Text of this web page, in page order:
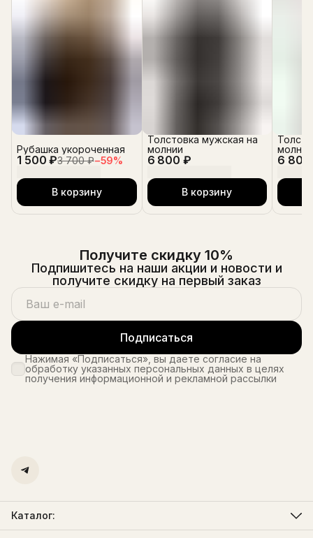
1 500 ₽3 700 ₽−59%
Рубашка укороченная
В корзину
6 800 ₽
Толстовка мужская на
молнии
В корзину
6
молнии
Получите скидку 10%
Подпишитесь на наши акции и новости и
получите скидку на первый заказ
Подписаться
Нажимая «Подписаться», вы даете согласие на
обработку указанных персональных данных в целях
получения информационной и рекламной рассылки
Каталог:
Мужская одежда